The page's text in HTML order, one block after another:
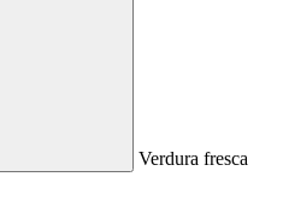
Verdura fresca